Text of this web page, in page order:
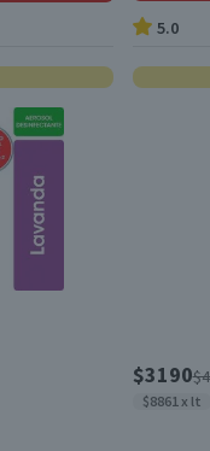
5.0
$3190
$8861 x lt